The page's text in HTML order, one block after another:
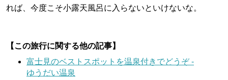
れば、今度こそ小露天風呂に入らないといけないな。
【この旅行に関する他の記事】
富士見のベストスポットを温泉付きでどうぞ -
ゆうだい温泉